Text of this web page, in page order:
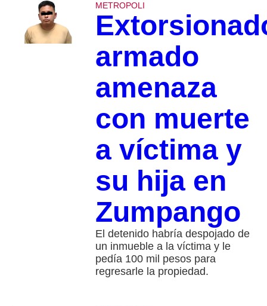
METROPOLI
armado
amenaza
con muerte
a víctima y
su hija en
Zumpango
El detenido habría despojado de
un inmueble a la víctima y le
pedía 100 mil pesos para
regresarle la propiedad.